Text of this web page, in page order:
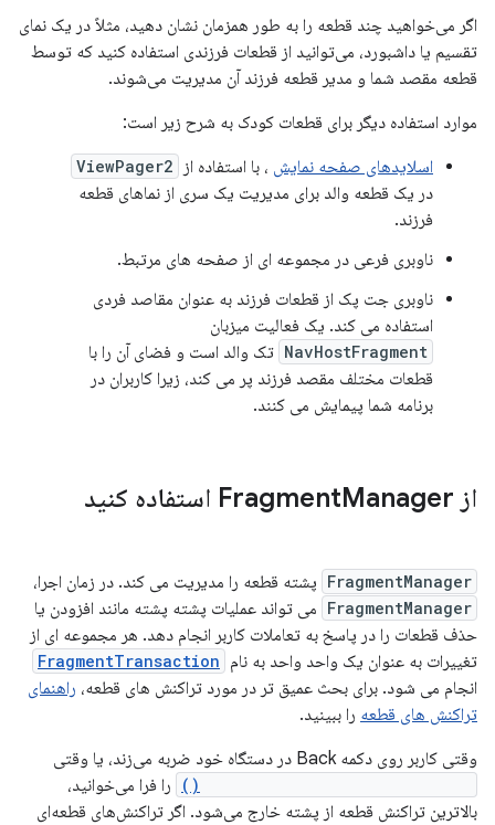
اگر می‌خواهید چند قطعه را به طور همزمان نشان دهید، مثلاً در یک نمای
تقسیم یا داشبورد، می‌توانید از قطعات فرزندی استفاده کنید که توسط
قطعه مقصد شما و مدیر قطعه فرزند آن مدیریت می‌شوند.
موارد استفاده دیگر برای قطعات کودک به شرح زیر است:
اسلایدهای صفحه نمایش ، با استفاده از ViewPager2
در یک قطعه والد برای مدیریت یک سری از نماهای قطعه
فرزند.
ناوبری فرعی در مجموعه ای از صفحه های مرتبط.
ناوبری جت پک از قطعات فرزند به عنوان مقاصد فردی
استفاده می کند. یک فعالیت میزبان
NavHostFragment تک والد است و فضای آن را با
قطعات مختلف مقصد فرزند پر می کند، زیرا کاربران در
برنامه شما پیمایش می کنند.
از Fragment Manager استفاده کنید
FragmentManager پشته قطعه را مدیریت می کند. در زمان اجرا،
FragmentManager می تواند عملیات پشته پشته مانند افزودن یا
حذف قطعات را در پاسخ به تعاملات کاربر انجام دهد. هر مجموعه ای از
تغییرات به عنوان یک واحد واحد به نام FragmentTransaction
انجام می شود. برای بحث عمیق تر در مورد تراکنش های قطعه، راهنمای
تراکنش های قطعه را ببینید.
وقتی کاربر روی دکمه Back در دستگاه خود ضربه می‌زند، یا وقتی
را فرا می‌خوانید،
بالاترین تراکنش قطعه از پشته خارج می‌شود. اگر تراکنش‌های قطعه‌ای